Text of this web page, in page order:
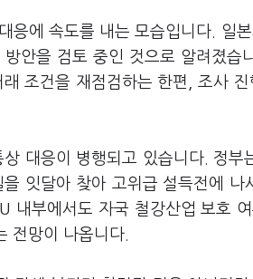
응에 속도를 내는 모습입니다. 일
안을 검토 중인 것으로 알려졌
조건을 재점검하는 한편, 조사
대응이 병행되고 있습니다. 정
잇달아 찾아 고위급 설득전에 나
내부에서도 자국 철강산업 보호
전망이 나옵니다.